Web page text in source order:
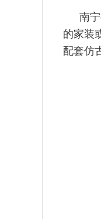
南
的家装
配套仿